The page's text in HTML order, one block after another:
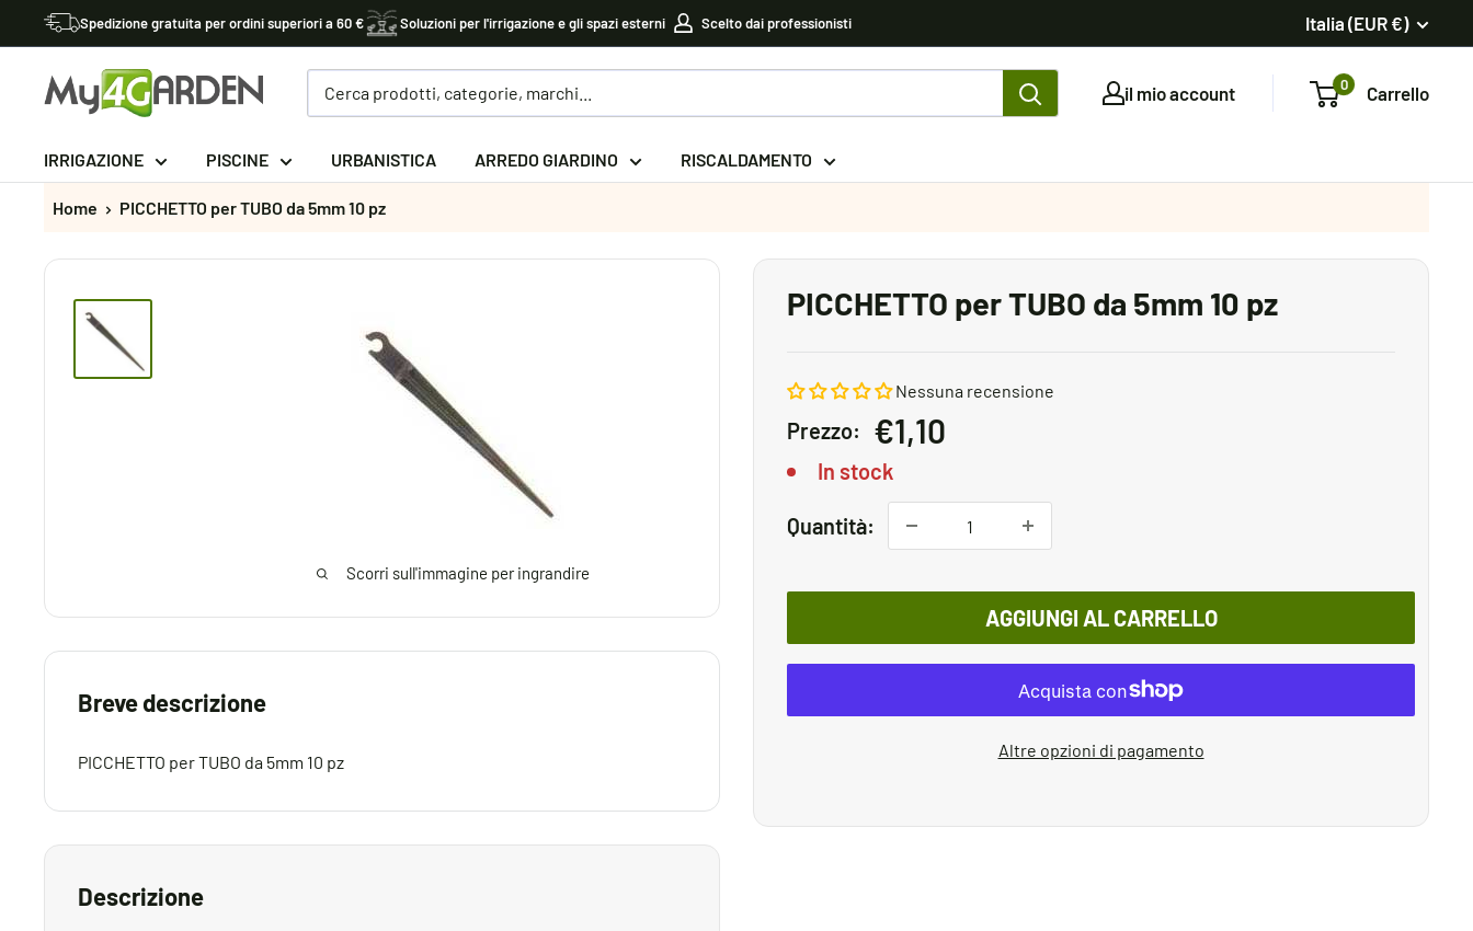
al
contenuto
Spedizione gratuita per ordini superiori a 60 € Soluzioni per l'irrigazione e gli spazi esterni Scelto dai professionisti Italia (EUR €)
My4garden il mio account 0 Carrello
IRRIGAZIONE PISCINE URBANISTICA ARREDO GIARDINO RISCALDAMENTO
Home PICCHETTO per TUBO da 5mm 10 pz
Scorri sull'immagine per ingrandire
PICCHETTO per TUBO da 5mm 10 pz
Nessuna recensione
Prezzo:
Prezzo
scontato
€1,10
In stock
Quantità:
AGGIUNGI AL CARRELLO
Altre opzioni di pagamento
Breve descrizione
PICCHETTO per TUBO da 5mm 10 pz
Descrizione